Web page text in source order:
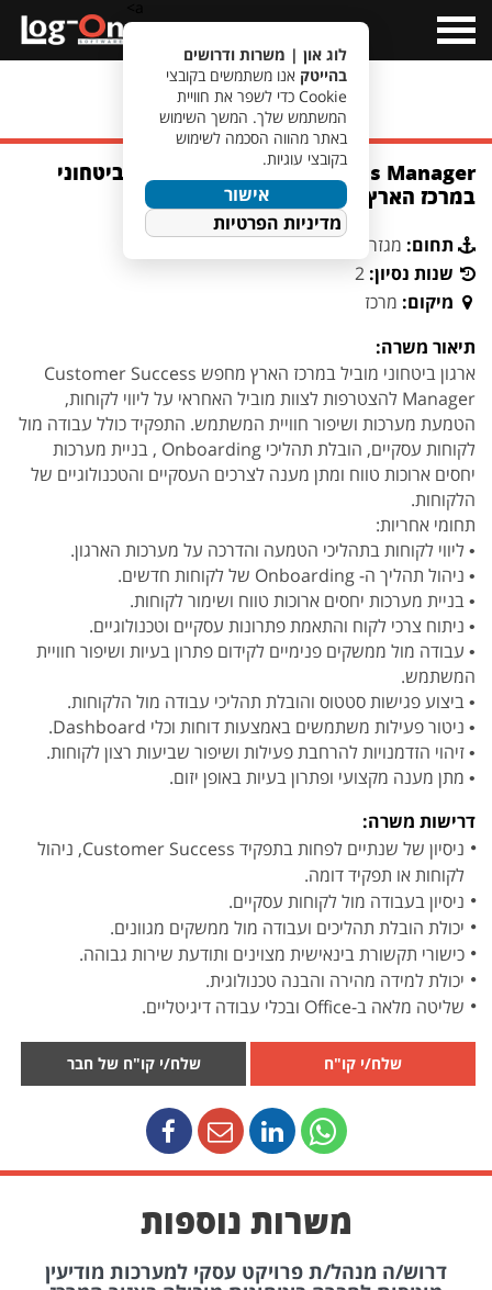
Menu
מעבר לחיפוש משרות
Customer Success Manager | ארגון ביטחוני
במרכז הארץ
תחום: מגזר ביטחוני
שנות נסיון: 2
מיקום: מרכז
תיאור משרה:
ארגון ביטחוני מוביל במרכז הארץ מחפש Customer Success
Manager להצטרפות לצוות מוביל האחראי על ליווי לקוחות,
הטמעת מערכות ושיפור חוויית המשתמש. התפקיד כולל עבודה מול
לקוחות עסקיים, הובלת תהליכי Onboarding , בניית מערכות
יחסים ארוכות טווח ומתן מענה לצרכים העסקיים והטכנולוגיים של
הלקוחות.
תחומי אחריות:
• ליווי לקוחות בתהליכי הטמעה והדרכה על מערכות הארגון.
• ניהול תהליך ה- Onboarding של לקוחות חדשים.
• בניית מערכות יחסים ארוכות טווח ושימור לקוחות.
• ניתוח צרכי לקוח והתאמת פתרונות עסקיים וטכנולוגיים.
• עבודה מול ממשקים פנימיים לקידום פתרון בעיות ושיפור חוויית
המשתמש.
• ביצוע פגישות סטטוס והובלת תהליכי עבודה מול הלקוחות.
• ניטור פעילות משתמשים באמצעות דוחות וכלי Dashboard.
• זיהוי הזדמנויות להרחבת פעילות ושיפור שביעות רצון לקוחות.
• מתן מענה מקצועי ופתרון בעיות באופן יזום.
דרישות משרה:
ניסיון של שנתיים לפחות בתפקיד Customer Success, ניהול
לקוחות או תפקיד דומה.
ניסיון בעבודה מול לקוחות עסקיים.
יכולת הובלת תהליכים ועבודה מול ממשקים מגוונים.
כישורי תקשורת בינאישית מצוינים ותודעת שירות גבוהה.
יכולת למידה מהירה והבנה טכנולוגית.
שליטה מלאה ב-Office ובכלי עבודה דיגיטליים.
שלח/י קו"ח שלח/י קו"ח של חבר
משרות נוספות
דרוש/ה מנהל/ת פרויקט עסקי למערכות מודיעין
לוג און | משרות ודרושים
בהייטק אנו משתמשים בקובצי
Cookie כדי לשפר את חוויית
המשתמש שלך. המשך השימוש
באתר מהווה הסכמה לשימוש
בקובצי עוגיות.
אישור
מדיניות הפרטיות